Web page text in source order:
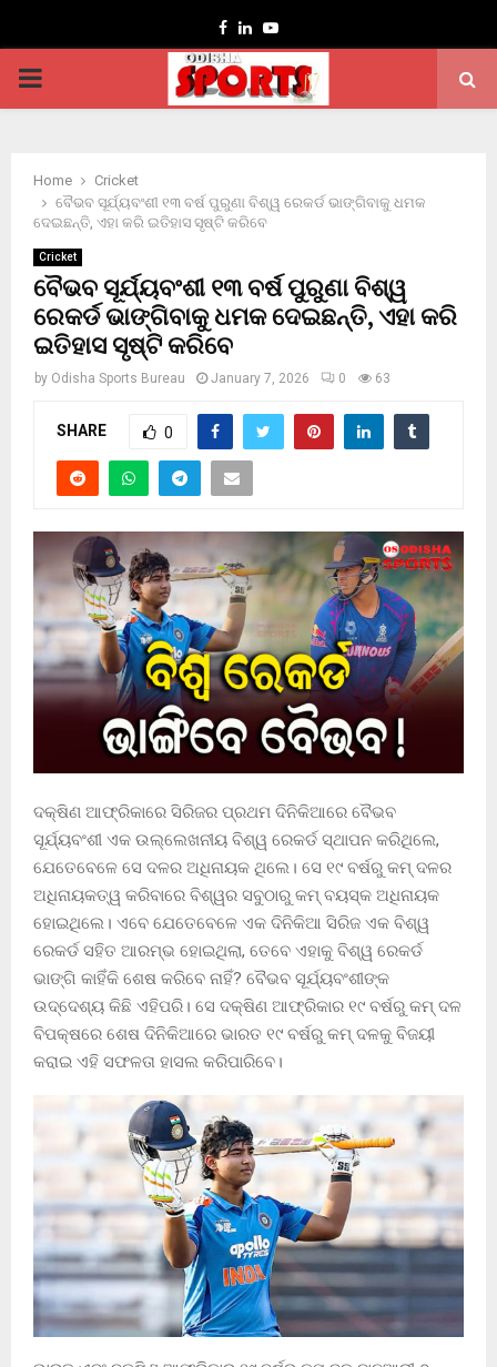
Facebook
LinkedinYoutube
PRIMARY
Home
Cricket
ବୈଭବ ସୂର୍ଯ୍ୟବଂଶୀ ୧୩ ବର୍ଷ ପୁରୁଣା ବିଶ୍ୱ ରେକର୍ଡ ଭାଙ୍ଗିବାକୁ ଧମକ
ଦେଇଛନ୍ତି, ଏହା କରି ଇତିହାସ ସୃଷ୍ଟି କରିବେ
Cricket
ବୈଭବ ସୂର୍ଯ୍ୟବଂଶୀ ୧୩ ବର୍ଷ ପୁରୁଣା ବିଶ୍ୱ
ରେକର୍ଡ ଭାଙ୍ଗିବାକୁ ଧମକ ଦେଇଛନ୍ତି, ଏହା କରି
ଇତିହାସ ସୃଷ୍ଟି କରିବେ
by Odisha Sports Bureau January 7, 2026 0 63
SHARE 0
ଦକ୍ଷିଣ ଆଫ୍ରିକାରେ ସିରିଜର ପ୍ରଥମ ଦିନିକିଆରେ ବୈଭବ
ସୂର୍ଯ୍ୟବଂଶୀ ଏକ ଉଲ୍ଲେଖନୀୟ ବିଶ୍ୱ ରେକର୍ଡ ସ୍ଥାପନ କରିଥିଲେ,
ଯେତେବେଳେ ସେ ଦଳର ଅଧିନାୟକ ଥିଲେ। ସେ ୧୯ ବର୍ଷରୁ କମ୍ ଦଳର
ଅଧିନାୟକତ୍ୱ କରିବାରେ ବିଶ୍ୱର ସବୁଠାରୁ କମ୍ ବୟସ୍କ ଅଧିନାୟକ
ହୋଇଥିଲେ। ଏବେ ଯେତେବେଳେ ଏକ ଦିନିକିଆ ସିରିଜ ଏକ ବିଶ୍ୱ
ରେକର୍ଡ ସହିତ ଆରମ୍ଭ ହୋଇଥିଲା, ତେବେ ଏହାକୁ ବିଶ୍ୱ ରେକର୍ଡ
ଭାଙ୍ଗି କାହିଁକି ଶେଷ କରିବେ ନାହିଁ? ବୈଭବ ସୂର୍ଯ୍ୟବଂଶୀଙ୍କ
ଉଦ୍ଦେଶ୍ୟ କିଛି ଏହିପରି। ସେ ଦକ୍ଷିଣ ଆଫ୍ରିକାର ୧୯ ବର୍ଷରୁ କମ୍ ଦଳ
ବିପକ୍ଷରେ ଶେଷ ଦିନିକିଆରେ ଭାରତ ୧୯ ବର୍ଷରୁ କମ୍ ଦଳକୁ ବିଜୟୀ
କରାଇ ଏହି ସଫଳତା ହାସଲ କରିପାରିବେ।